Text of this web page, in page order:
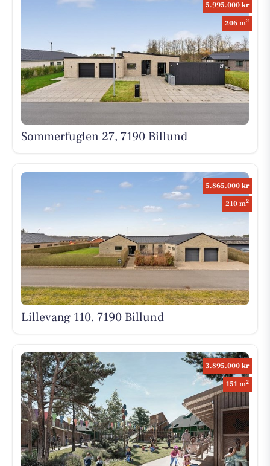
5.995.000 kr
206 m2
Sommerfuglen 27, 7190 Billund
5.865.000 kr
210 m2
Lillevang 110, 7190 Billund
3.895.000 kr
151 m2